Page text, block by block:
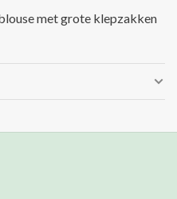
met grote klepzakken